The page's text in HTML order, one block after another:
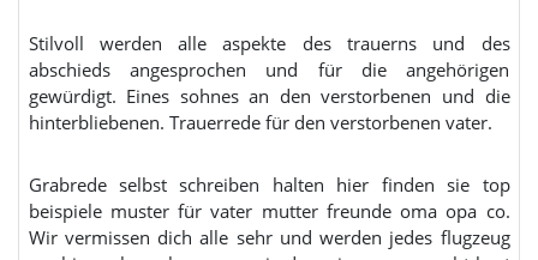
Stilvoll werden alle aspekte des trauerns und des
abschieds angesprochen und für die angehörigen
gewürdigt. Eines sohnes an den verstorbenen und die
hinterbliebenen. Trauerrede für den verstorbenen vater.
Grabrede selbst schreiben halten hier finden sie top
beispiele muster für vater mutter freunde oma opa co.
Wir vermissen dich alle sehr und werden jedes flugzeug